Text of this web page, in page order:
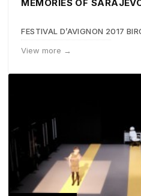
MEMORIES OF
FESTIVAL D’AVIGNON 2017
View more →